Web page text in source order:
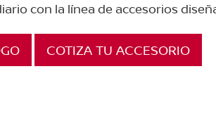
con la línea de accesorios
COTIZA TU ACCESORIO